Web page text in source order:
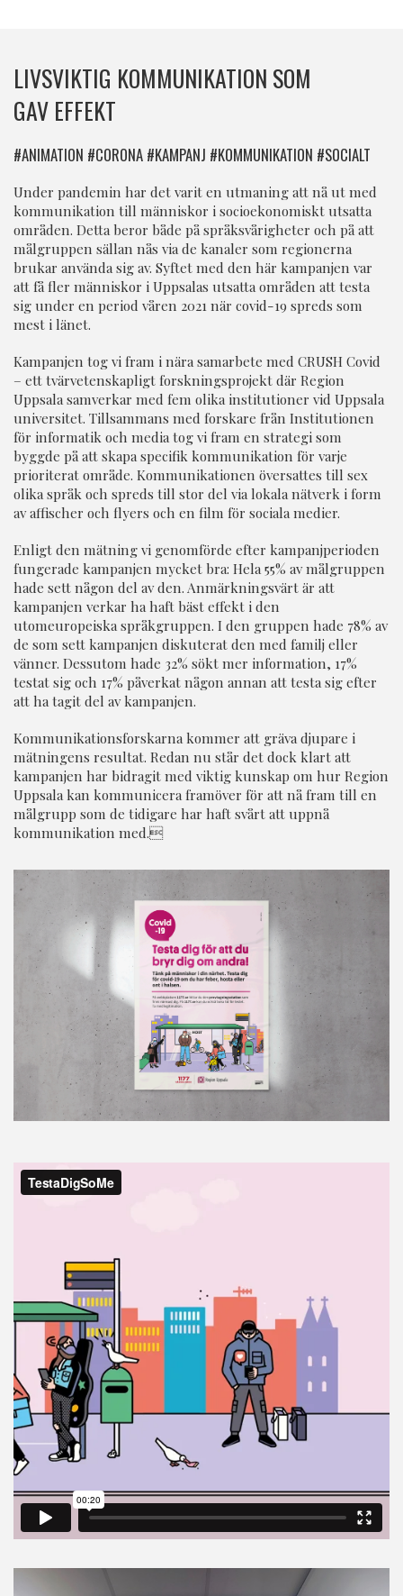
LIVSVIKTIG KOMMUNIKATION SOM
GAV EFFEKT
#ANIMATION #CORONA #KAMPANJ #KOMMUNIKATION #SOCIALT
Under pandemin har det varit en utmaning att nå ut med
kommunikation till människor i socioekonomiskt utsatta
områden. Detta beror både på språksvårigheter och på att
målgruppen sällan nås via de kanaler som regionerna
brukar använda sig av. Syftet med den här kampanjen var
att få fler människor i Uppsalas utsatta områden att testa
sig under en period våren 2021 när covid-19 spreds som
mest i länet.
Kampanjen tog vi fram i nära samarbete med CRUSH Covid
– ett tvärvetenskapligt forskningsprojekt där Region
Uppsala samverkar med fem olika institutioner vid Uppsala
universitet. Tillsammans med forskare från Institutionen
för informatik och media tog vi fram en strategi som
byggde på att skapa specifik kommunikation för varje
prioriterat område. Kommunikationen översattes till sex
olika språk och spreds till stor del via lokala nätverk i form
av affischer och flyers och en film för sociala medier.
Enligt den mätning vi genomförde efter kampanjperioden
fungerade kampanjen mycket bra: Hela 55% av målgruppen
hade sett någon del av den. Anmärkningsvärt är att
kampanjen verkar ha haft bäst effekt i den
utomeuropeiska språkgruppen. I den gruppen hade 78% av
de som sett kampanjen diskuterat den med familj eller
vänner. Dessutom hade 32% sökt mer information, 17%
testat sig och 17% påverkat någon annan att testa sig efter
att ha tagit del av kampanjen.
Kommunikationsforskarna kommer att gräva djupare i
mätningens resultat. Redan nu står det dock klart att
kampanjen har bidragit med viktig kunskap om hur Region
Uppsala kan kommunicera framöver för att nå fram till en
målgrupp som de tidigare har haft svårt att uppnå
kommunikation med.